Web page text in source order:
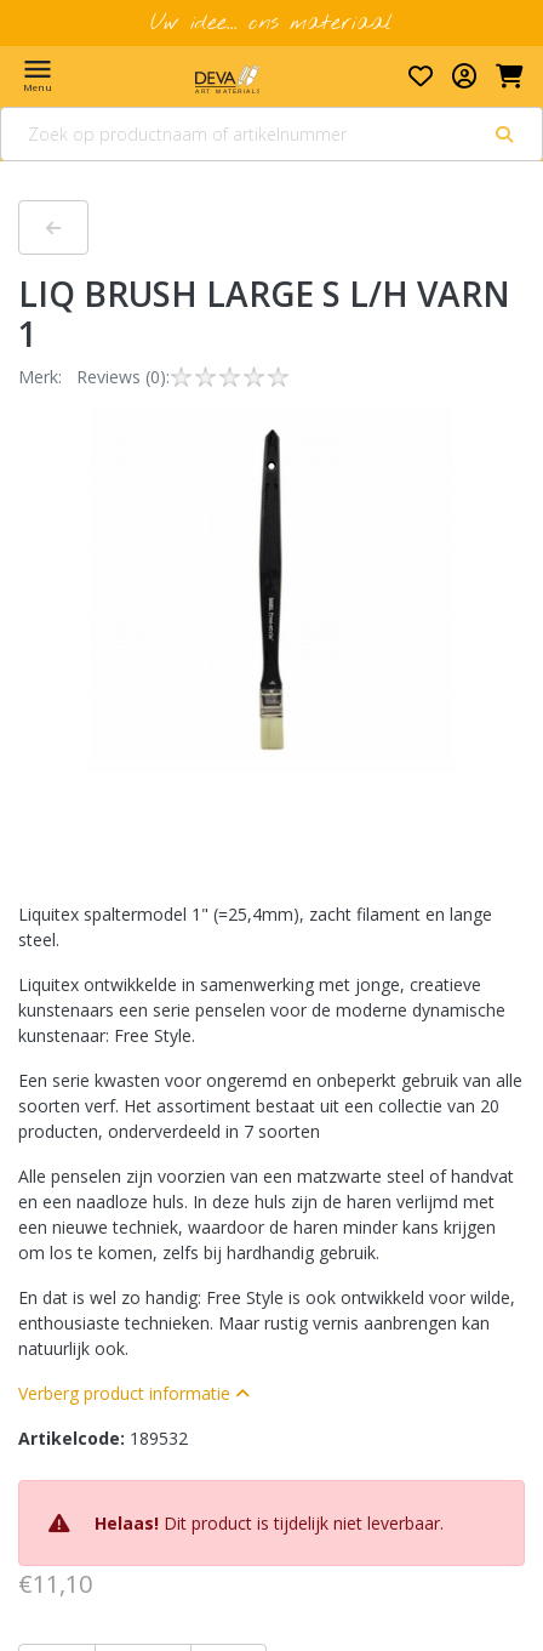
Uw idee... ons materiaal
menu
Menu
LIQ BRUSH LARGE S L/H VARN
1
Merk: Reviews (0):
Liquitex spaltermodel 1" (=25,4mm), zacht filament en lange
steel.
Liquitex ontwikkelde in samenwerking met jonge, creatieve
kunstenaars een serie penselen voor de moderne dynamische
kunstenaar: Free Style.
Een serie kwasten voor ongeremd en onbeperkt gebruik van alle
soorten verf. Het assortiment bestaat uit een collectie van 20
producten, onderverdeeld in 7 soorten
Alle penselen zijn voorzien van een matzwarte steel of handvat
en een naadloze huls. In deze huls zijn de haren verlijmd met
een nieuwe techniek, waardoor de haren minder kans krijgen
om los te komen, zelfs bij hardhandig gebruik.
En dat is wel zo handig: Free Style is ook ontwikkeld voor wilde,
enthousiaste technieken. Maar rustig vernis aanbrengen kan
natuurlijk ook.
Verberg product informatie
Artikelcode: 189532
Helaas! Dit product is tijdelijk niet leverbaar.
€11,10